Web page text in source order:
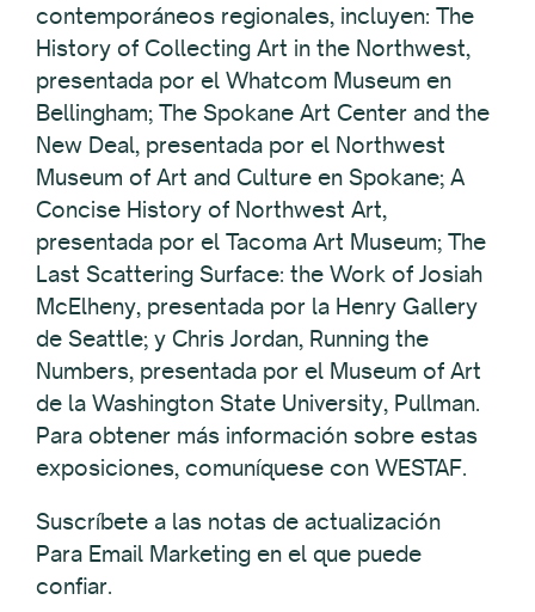
contemporáneos regionales, incluyen: The
History of Collecting Art in the Northwest,
presentada por el Whatcom Museum en
Bellingham; The Spokane Art Center and the
New Deal, presentada por el Northwest
Museum of Art and Culture en Spokane; A
Concise History of Northwest Art,
presentada por el Tacoma Art Museum; The
Last Scattering Surface: the Work of Josiah
McElheny, presentada por la Henry Gallery
de Seattle; y Chris Jordan, Running the
Numbers, presentada por el Museum of Art
de la Washington State University, Pullman.
Para obtener más información sobre estas
exposiciones, comuníquese con WESTAF.
Suscríbete a las notas de actualización
Para Email Marketing en el que puede
confiar.